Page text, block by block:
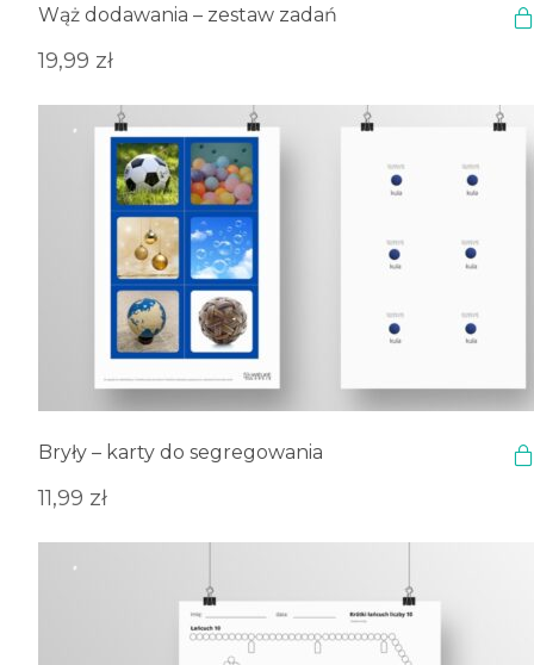
Wąż dodawania – zestaw zadań
19,99 zł
Bryły – karty do segregowania
11,99 zł